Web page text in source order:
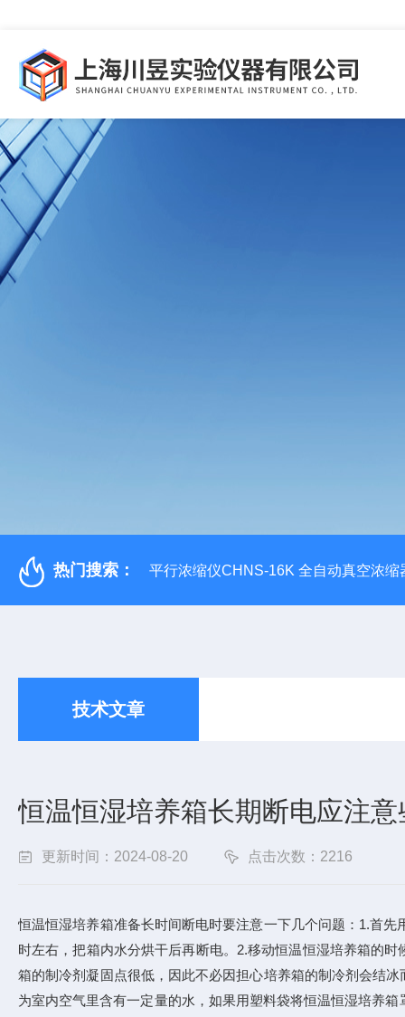
热门搜索： 平行浓缩仪CHNS-16K 全自动真空浓缩
技术文章
恒温恒湿培养箱长期断电应注意
更新时间：2024-08-20 点击次数：2216
恒温恒湿培养箱准备长时间断电时要注意一下几个问题：1.首
时左右，把箱内水分烘干后再断电。2.移动恒温恒湿培养箱的
箱的制冷剂凝固点很低，因此不必因担心培养箱的制冷剂会结
为室内空气里含有一定量的水，如果用塑料袋将恒温恒湿培养